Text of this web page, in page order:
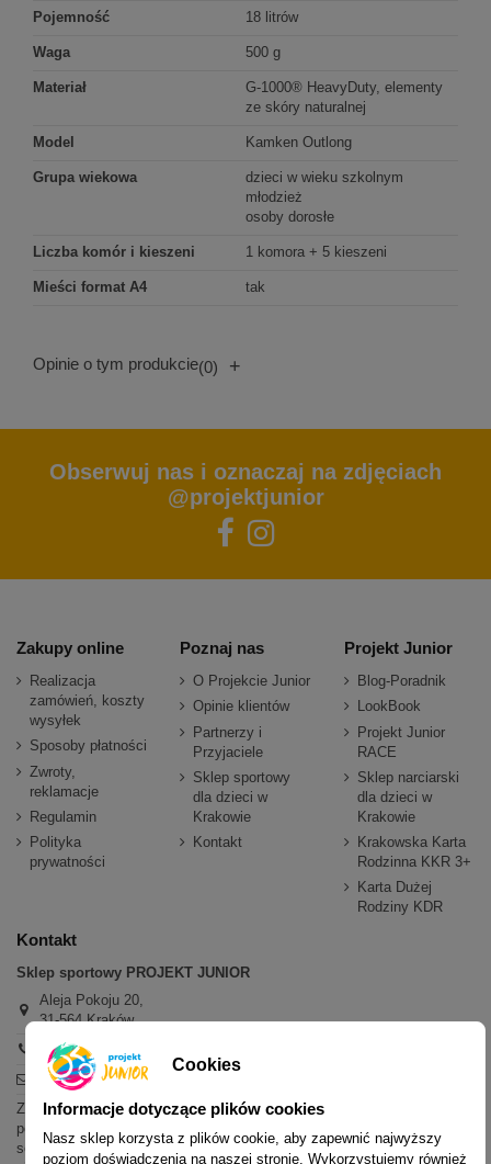
Pojemność 18 litrów
Waga 500 g
Materiał
G-1000® HeavyDuty, elementy
ze skóry naturalnej
Model Kamken Outlong
Grupa wiekowa
dzieci w wieku szkolnym
młodzież
osoby dorosłe
Liczba komór i kieszeni 1 komora + 5 kieszeni
Mieści format A4 tak
Opinie o tym produkcie(0) +
Obserwuj nas i oznaczaj na zdjęciach
@projektjunior
Zakupy online
Realizacja
zamówień, koszty
wysyłek
Sposoby płatności
Zwroty,
reklamacje
Regulamin
Polityka
prywatności
Poznaj nas
O Projekcie Junior
Opinie klientów
Partnerzy i
Przyjaciele
Sklep sportowy
dla dzieci w
Krakowie
Kontakt
Projekt Junior
Blog-Poradnik
LookBook
Projekt Junior
RACE
Sklep narciarski
dla dzieci w
Krakowie
Krakowska Karta
Rodzinna KKR 3+
Karta Dużej
Rodziny KDR
Kontakt
Sklep sportowy PROJEKT JUNIOR
Aleja Pokoju 20,
31-564 Kraków
+48 600 779 897
sklep@projektjunior.pl
Zapraszamy do sklepu stacjonarnego:
poniedziałek - piątek: 11.00-19.00
sobota: 10.00-14.00
Cookies
Informacje dotyczące plików cookies
Nasz sklep korzysta z plików cookie, aby zapewnić najwyższy
poziom doświadczenia na naszej stronie. Wykorzystujemy również